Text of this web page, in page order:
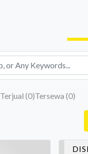
Terjual (0)Tersewa (0)